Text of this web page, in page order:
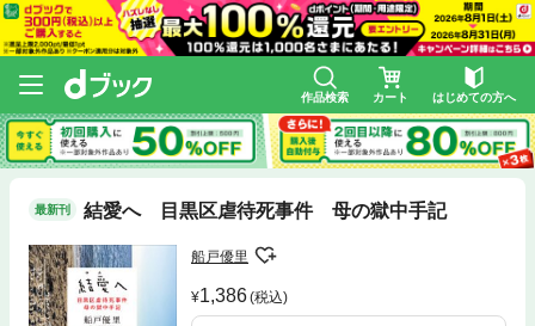
作品検索 カート はじめての方へ
最新刊 結愛へ 目黒区虐待死事件 母の獄中手記
船戸優里
1,386(税込)